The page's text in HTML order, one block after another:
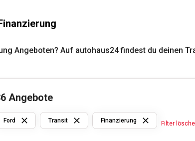
Angeboten? Auf autohaus24 findest du deinen
Angebote
Ford Transit Finanzierung Filter